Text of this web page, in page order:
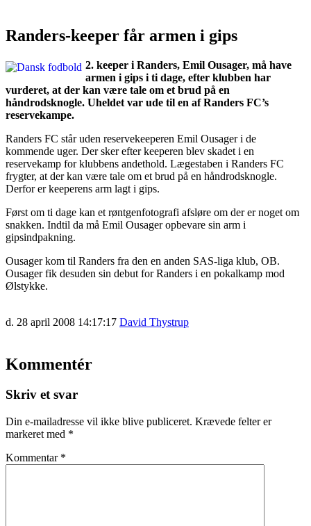
Randers-keeper får armen i gips
2. keeper i Randers, Emil Ousager, må have
armen i gips i ti dage, efter klubben har
vurderet, at der kan være tale om et brud på en
håndrodsknogle. Uheldet var ude til en af Randers FC’s
reservekampe.
Randers FC står uden reservekeeperen Emil Ousager i de
kommende uger. Der sker efter keeperen blev skadet i en
reservekamp for klubbens andethold. Lægestaben i Randers FC
frygter, at der kan være tale om et brud på en håndrodsknogle.
Derfor er keeperens arm lagt i gips.
Først om ti dage kan et røntgenfotografi afsløre om der er noget om
snakken. Indtil da må Emil Ousager opbevare sin arm i
gipsindpakning.
Ousager kom til Randers fra den en anden SAS-liga klub, OB.
Ousager fik desuden sin debut for Randers i en pokalkamp mod
Ølstykke.
d. 28 april 2008 14:17:17 David Thystrup
Kommentér
Skriv et svar
Din e-mailadresse vil ikke blive publiceret. Krævede felter er
markeret med *
Kommentar *